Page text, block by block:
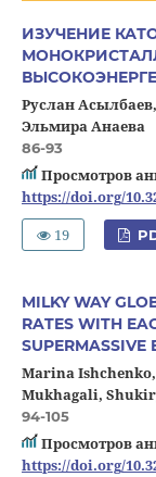
ИЗУЧЕНИЕ
Руслан
Эльмира Анаева
86-93
Просмотров
https://doi.org/
19
MILKY WAY
RATES WITH
SUPERMASSIVE
Marina
Mukhagali,
94-105
Просмотров
https://doi.org/